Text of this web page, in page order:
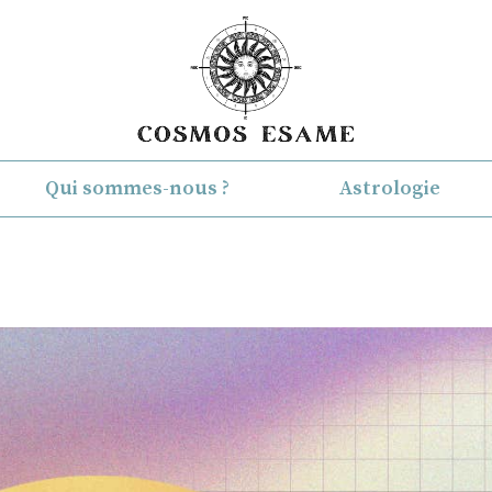
Qui sommes-nous ? Astrologie